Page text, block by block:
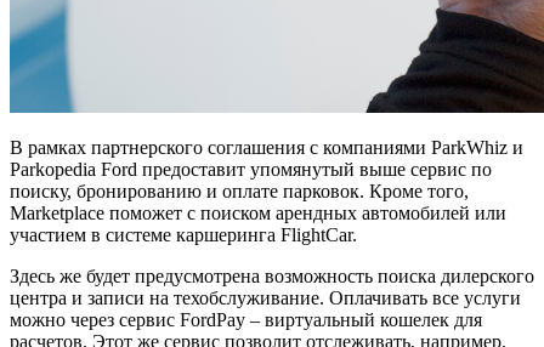
В рамках партнерского соглашения с компаниями ParkWhiz и
Parkopedia Ford предоставит упомянутый выше сервис по
поиску, бронированию и оплате парковок. Кроме того,
Marketplace поможет с поиском арендных автомобилей или
участием в системе каршеринга FlightCar.
Здесь же будет предусмотрена возможность поиска дилерского
центра и записи на техобслуживание. Оплачивать все услуги
можно через сервис FordPay – виртуальный кошелек для
расчетов. Этот же сервис позволит отслеживать, например,